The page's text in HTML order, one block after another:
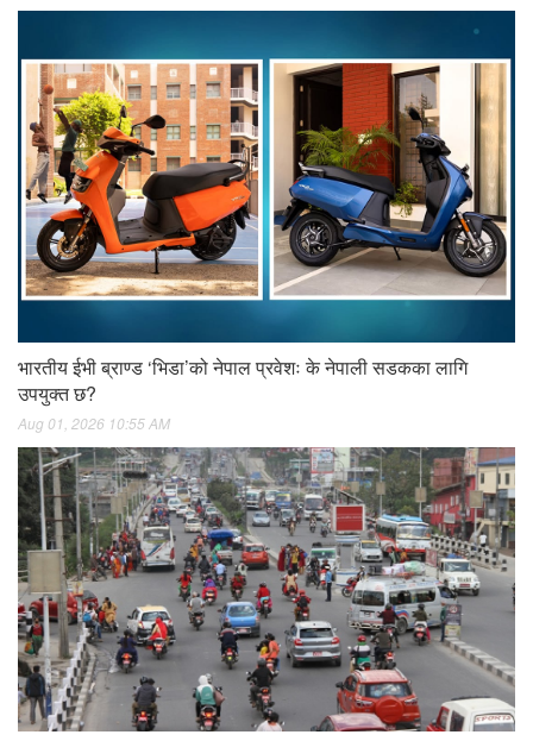
भारतीय ईभी ब्राण्ड ‘भिडा’को नेपाल प्रवेशः के नेपाली सडकका लागि
उपयुक्त छ?
Aug 01, 2026 10:55 AM